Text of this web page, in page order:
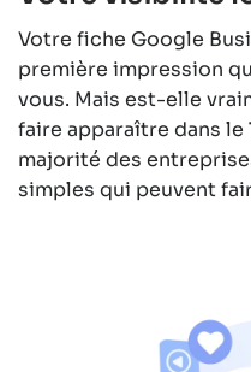
Votre fiche Google
première impression
vous. Mais est-elle
faire apparaître dans le
majorité des
simples qui peuvent